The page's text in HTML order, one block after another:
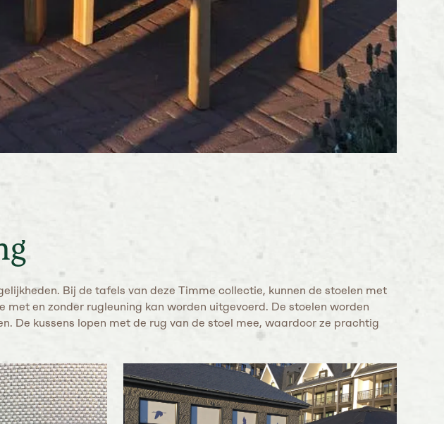
Bij de tafels van deze Timme collectie, kunnen de stoelen met
en zonder rugleuning kan worden uitgevoerd. De stoelen worden
De kussens lopen met de rug van de stoel mee, waardoor ze prachtig